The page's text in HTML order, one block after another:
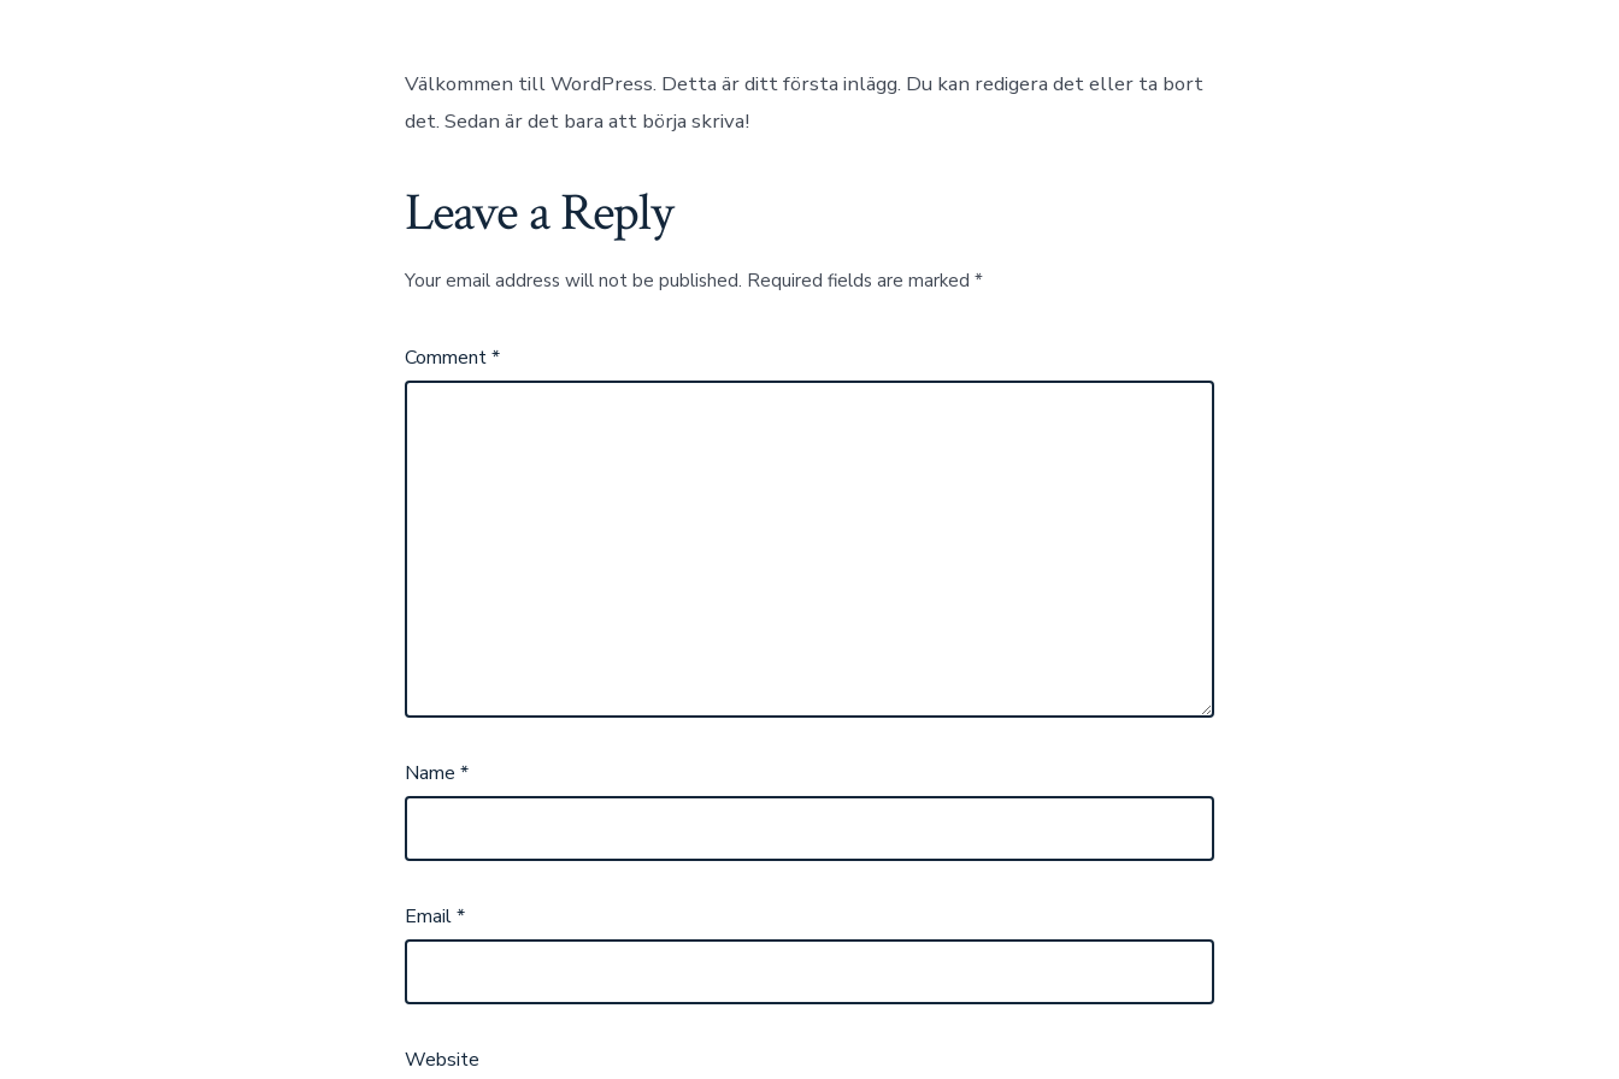
Välkommen till WordPress. Detta är ditt första inlägg. Du kan redigera det eller ta bort
det. Sedan är det bara att börja skriva!
Leave a Reply
Your email address will not be published. Required fields are marked *
Comment*
Name *
Email*
Website